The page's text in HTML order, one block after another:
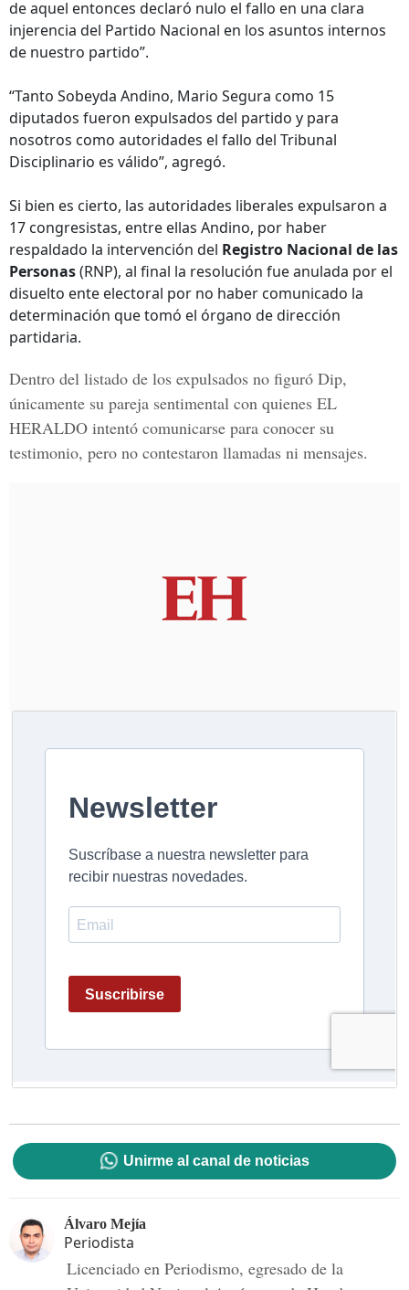
de aquel entonces declaró nulo el fallo en una clara
injerencia del Partido Nacional en los asuntos internos
de nuestro partido”.
“Tanto Sobeyda Andino, Mario Segura como 15
diputados fueron expulsados del partido y para
nosotros como autoridades el fallo del Tribunal
Disciplinario es válido”, agregó.
Si bien es cierto, las autoridades liberales expulsaron a
17 congresistas, entre ellas Andino, por haber
respaldado la intervención del Registro Nacional de las
Personas(RNP), al final la resolución fue anulada por el
disuelto ente electoral por no haber comunicado la
determinación que tomó el órgano de dirección
partidaria.
Dentro del listado de los expulsados no figuró Dip,
únicamente su pareja sentimental con quienes EL
HERALDO intentó comunicarse para conocer su
testimonio, pero no contestaron llamadas ni mensajes.
Unirme al canal de noticias
Álvaro Mejía
Periodista
Licenciado en Periodismo, egresado de la